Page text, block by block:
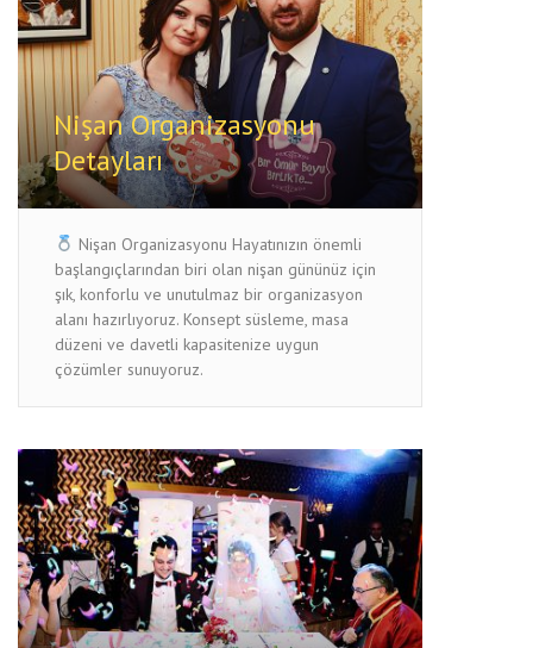
Nişan Organizasyonu
Detayları
Nişan Organizasyonu Hayatınızın önemli
başlangıçlarından biri olan nişan gününüz için
şık, konforlu ve unutulmaz bir organizasyon
alanı hazırlıyoruz. Konsept süsleme, masa
düzeni ve davetli kapasitenize uygun
çözümler sunuyoruz.